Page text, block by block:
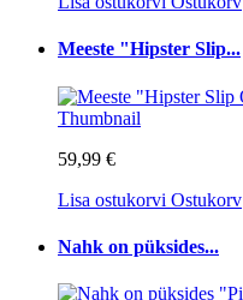
Meeste "Hipster Slip...
59,99 €
Lisa ostukorvi Ostukorv
Nahk on püksides...